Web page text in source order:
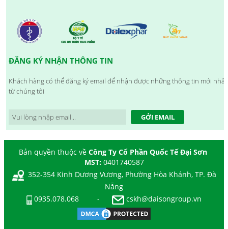
ĐĂNG KÝ NHẬN THÔNG TIN
Khách hàng có thể đăng ký email để nhận được những thông tin mới nhất
từ chúng tôi
GỞI EMAIL
Bản quyền thuộc về Công Ty Cổ Phần Quốc Tế Đại Sơn
MST: 0401740587
352-354 Kinh Dương Vương, Phường Hòa Khánh, TP. Đà
Nẵng
0935.078.068
- cskh@daisongroup.vn